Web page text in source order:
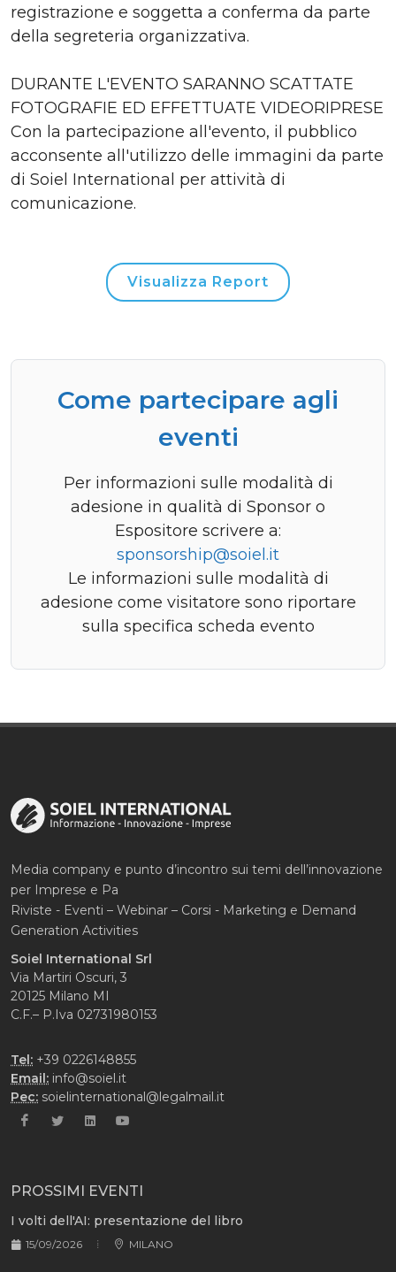
registrazione e soggetta a conferma da parte
della segreteria organizzativa.
DURANTE L'EVENTO SARANNO SCATTATE
FOTOGRAFIE ED EFFETTUATE VIDEORIPRESE
Con la partecipazione all'evento, il pubblico
acconsente all'utilizzo delle immagini da parte
di Soiel International per attività di
comunicazione.
Visualizza Report
Come partecipare agli
eventi
Per informazioni sulle modalità di
adesione in qualità di Sponsor o
Espositore scrivere a:
sponsorship@soiel.it
Le informazioni sulle modalità di
adesione come visitatore sono riportare
sulla specifica scheda evento
Media company e punto d’incontro sui temi dell’innovazione
per Imprese e Pa
Riviste - Eventi – Webinar – Corsi - Marketing e Demand
Generation Activities
Soiel International Srl
Via Martiri Oscuri, 3
20125 Milano MI
C.F.– P.Iva 02731980153
Tel: +39 0226148855
Email: info@soiel.it
Pec: soielinternational@legalmail.it
PROSSIMI EVENTI
I volti dell'AI: presentazione del libro
15/09/2026 MILANO